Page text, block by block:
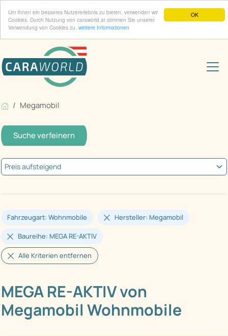
OK
Um Ihnen ein besseres Nutzererlebnis zu bieten, verwenden wir
Cookies. Durch Nutzung von caraworld.at stimmen Sie unserer
Verwendung von Cookies zu. weitere Informationen
Megamobil
Suche verfeinern
Fahrzeugart: Wohnmobile Hersteller: Megamobil
Baureihe: MEGA RE-AKTIV
Alle Kriterien entfernen
MEGA RE-AKTIV von
Megamobil Wohnmobile